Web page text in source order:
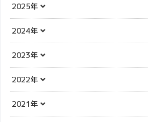
2025年
2024年
2023年
2022年
2021年